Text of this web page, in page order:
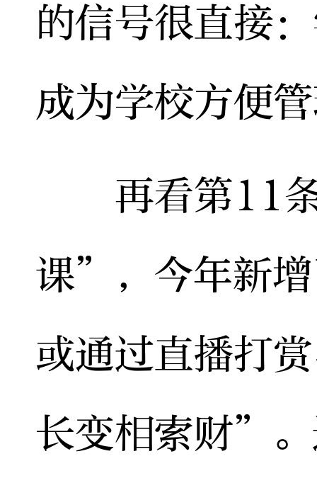
的信号很直接
成为学校方便
再看第11条
课”，今年新
或通过直播打
长变相索财”